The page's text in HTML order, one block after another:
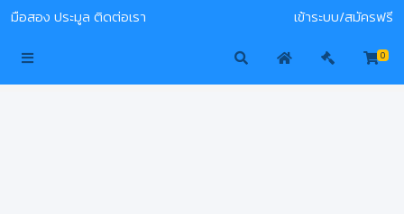
มือสอง ประมูล ติดต่อเรา เข้าระบบ/สมัครฟรี
0